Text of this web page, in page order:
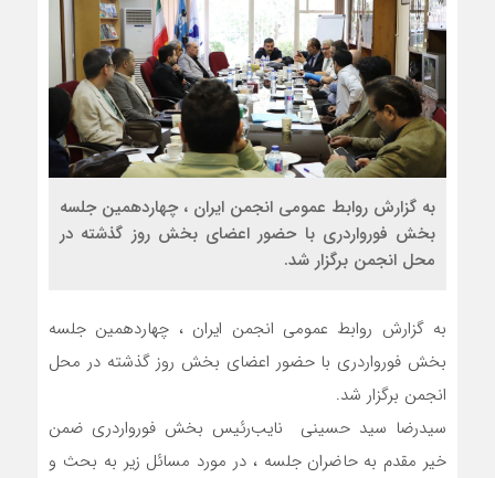
به گزارش روابط عمومی انجمن ایران ، چهاردهمین جلسه
بخش فورواردری با حضور اعضای بخش روز گذشته در
محل انجمن برگزار شد.
به گزارش روابط عمومی انجمن ایران ، چهاردهمین جلسه
بخش فورواردری با حضور اعضای بخش روز گذشته در محل
انجمن برگزار شد.
سیدرضا سید حسینی نایب‌رئیس بخش فورواردری ضمن
خیر مقدم به حاضران جلسه ، در مورد مسائل زیر به بحث و